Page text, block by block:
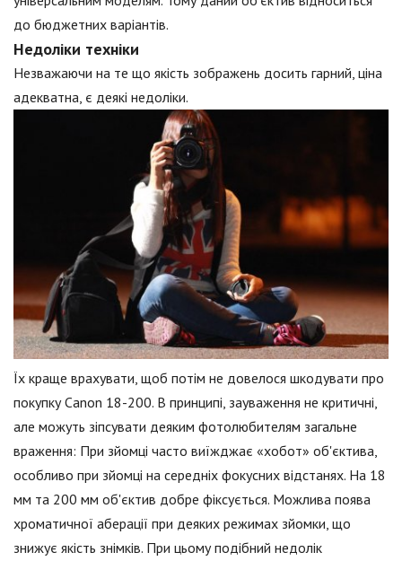
до бюджетних варіантів.
Недоліки техніки
Незважаючи на те що якість зображень досить гарний, ціна
адекватна, є деякі недоліки.
Їх краще врахувати, щоб потім не довелося шкодувати про
покупку Canon 18-200. В принципі, зауваження не критичні,
але можуть зіпсувати деяким фотолюбителям загальне
враження: При зйомці часто виїжджає «хобот» об'єктива,
особливо при зйомці на середніх фокусних відстанях. На 18
мм та 200 мм об'єктив добре фіксується. Можлива поява
хроматичної аберації при деяких режимах зйомки, що
знижує якість знімків. При цьому подібний недолік